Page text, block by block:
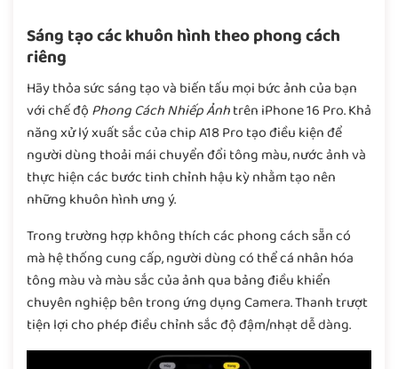
Sáng tạo các khuôn hình theo phong cách
riêng
Hãy thỏa sức sáng tạo và biến tấu mọi bức ảnh của bạn
với chế độ Phong Cách Nhiếp Ảnhtrên iPhone 16 Pro. Khả
năng xử lý xuất sắc của chip A18 Pro tạo điều kiện để
người dùng thoải mái chuyển đổi tông màu, nước ảnh và
thực hiện các bước tinh chỉnh hậu kỳ nhằm tạo nên
những khuôn hình ưng ý.
Trong trường hợp không thích các phong cách sẵn có
mà hệ thống cung cấp, người dùng có thể cá nhân hóa
tông màu và màu sắc của ảnh qua bảng điều khiển
chuyên nghiệp bên trong ứng dụng Camera. Thanh trượt
tiện lợi cho phép điều chỉnh sắc độ đậm/nhạt dễ dàng.